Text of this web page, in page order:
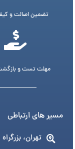
تضمین اصالت و
مهلت تست و
مسیر های ارتباطی
تهران،